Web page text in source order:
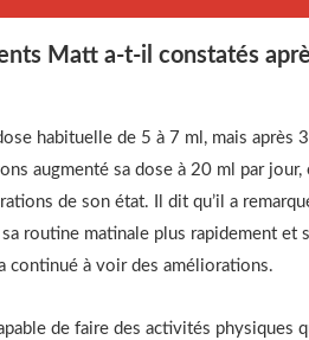
Matt a-t-il constatés
habituelle de 5 à 7 ml, mais après
augmenté sa dose à 20 ml par
de son état. Il dit qu’il a
routine matinale plus rapidement
continué à voir des améliorations.
de faire des activités physiques